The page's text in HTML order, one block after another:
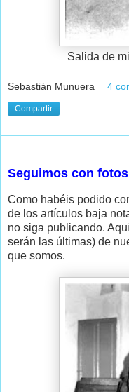
Salida de
Sebastián Munuera 4
Compartir
Seguimos con
Como habéis podido
de los artículos baja
no siga publicando.
serán las últimas) de
que somos.